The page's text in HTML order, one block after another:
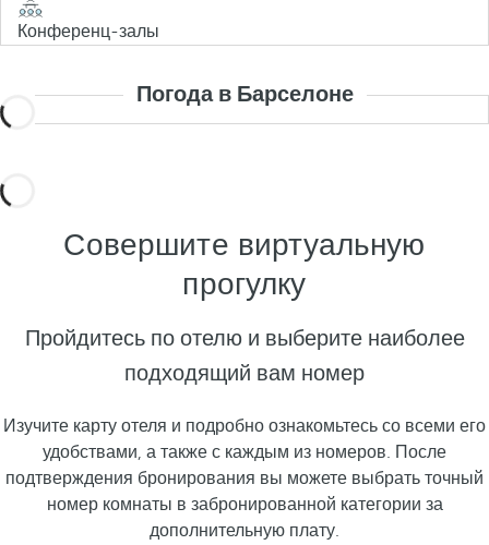
Конференц-залы
Погода в Барселоне
Совершите виртуальную
прогулку
Пройдитесь по отелю и выберите наиболее
подходящий вам номер
Изучите карту отеля и подробно ознакомьтесь со всеми его
удобствами, а также с каждым из номеров. После
подтверждения бронирования вы можете выбрать точный
номер комнаты в забронированной категории за
дополнительную плату.